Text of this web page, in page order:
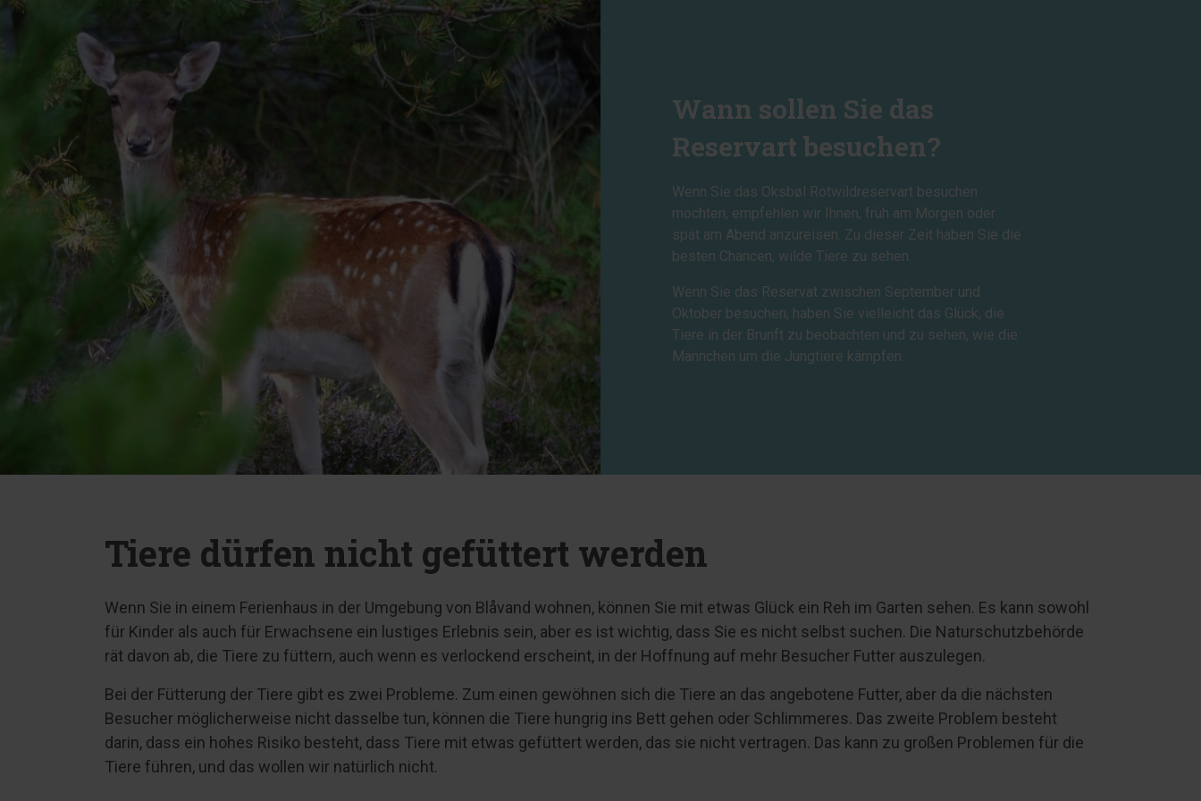
Wann sollen Sie das
Reservart besuchen?
Wenn Sie das Oksbøl Rotwildreservart besuchen
möchten, empfehlen wir Ihnen, früh am Morgen oder
spät am Abend anzureisen. Zu dieser Zeit haben Sie die
besten Chancen, wilde Tiere zu sehen.
Wenn Sie das Reservat zwischen September und
Oktober besuchen, haben Sie vielleicht das Glück, die
Tiere in der Brunft zu beobachten und zu sehen, wie die
Männchen um die Jungtiere kämpfen.
Tiere dürfen nicht gefüttert werden
Wenn Sie in einem Ferienhaus in der Umgebung von Blåvand wohnen, können Sie mit etwas Glück ein Reh im Garten sehen. Es kann sowohl
für Kinder als auch für Erwachsene ein lustiges Erlebnis sein, aber es ist wichtig, dass Sie es nicht selbst suchen. Die Naturschutzbehörde
rät davon ab, die Tiere zu füttern, auch wenn es verlockend erscheint, in der Hoffnung auf mehr Besucher Futter auszulegen.
Bei der Fütterung der Tiere gibt es zwei Probleme. Zum einen gewöhnen sich die Tiere an das angebotene Futter, aber da die nächsten
Besucher möglicherweise nicht dasselbe tun, können die Tiere hungrig ins Bett gehen oder Schlimmeres. Das zweite Problem besteht
darin, dass ein hohes Risiko besteht, dass Tiere mit etwas gefüttert werden, das sie nicht vertragen. Das kann zu großen Problemen für die
Tiere führen, und das wollen wir natürlich nicht.